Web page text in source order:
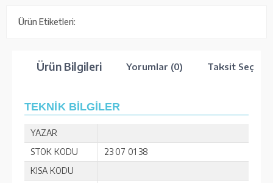
Ürün Etiketleri:
Ürün Bilgileri Yorumlar (0) Taksit
TEKNİK BİLGİLER
YAZAR
STOK KODU
23 07 01 38
KISA KODU